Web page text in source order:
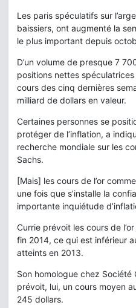
Les paris spéculatifs sur
baissiers, ont augmenté la
le plus important depuis
D’un volume de presque 7
positions nettes
cours des cinq dernières
milliard de dollars en valeur.
Certaines personnes se
protéger de l’inflation, a
recherche mondiale sur les
Sachs.
[Mais] les cours de l’or
une fois que s’installe la
importante inquiétude
Currie prévoit les cours de
fin 2014, ce qui est inférieur
atteints en 2013.
Son homologue chez Société
prévoit, lui, un cours moyen
245 dollars.